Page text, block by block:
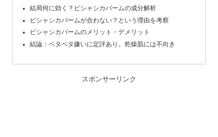
結局何に効く？ビシャシカバームの成分解析
ビシャシカバームが合わない？という理由を考察
ビシャシカバームのメリット・デメリット
結論：ベタベタ嫌いに定評あり。乾燥肌には不向き
スポンサーリンク